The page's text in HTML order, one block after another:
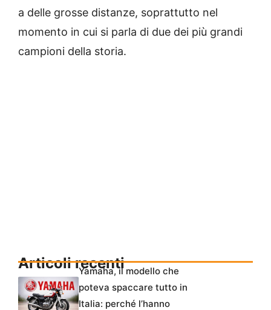
a delle grosse distanze, soprattutto nel
momento in cui si parla di due dei più grandi
campioni della storia.
Articoli recentiYamaha, il modello che
poteva spaccare tutto in
Italia: perché l’hanno